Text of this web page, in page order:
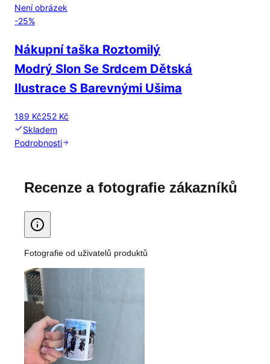
Není obrázek
-25%
Nákupní taška Roztomilý
Modrý Slon Se Srdcem Dětská
Ilustrace S Barevnými Ušima
189 Kč252 Kč
Skladem
Podrobnosti
Recenze a fotografie zákazníků
Fotografie od uživatelů produktů